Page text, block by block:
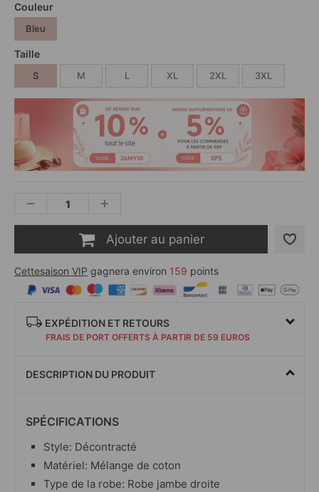
Couleur
Bleu
Taille
S M L XL 2XL 3XL
Ajouter au panier
Cettesaison VIP gagnera environ 159 points
EXPÉDITION ET RETOURS
FRAIS DE PORT OFFERTS À PARTIR DE 59 EUROS
DESCRIPTION DU PRODUIT
SPÉCIFICATIONS
Style: Décontracté
Matériel: Mélange de coton
Type de la robe: Robe jambe droite